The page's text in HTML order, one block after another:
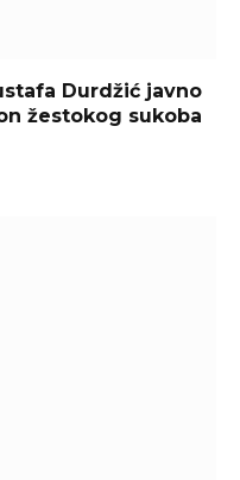
Durdžić javno
žestokog sukoba